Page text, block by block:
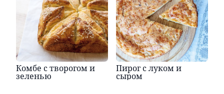
Комбе с творогом и
зеленью
Пирог с луком и
сыром